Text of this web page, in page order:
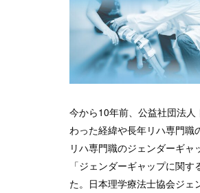
今から10年前、公益社団法
わった経緯や長年リハ専門
リハ専門職のジェンダーギ
「ジェンダーギャップに関
た。日本理学療法士協会ジェ